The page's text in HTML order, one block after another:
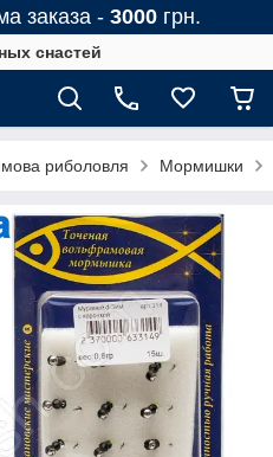
заказа - 3000 грн.
снастей
риболовля Мормишки